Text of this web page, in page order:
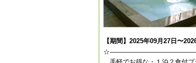
【期間】2025年09月27日〜